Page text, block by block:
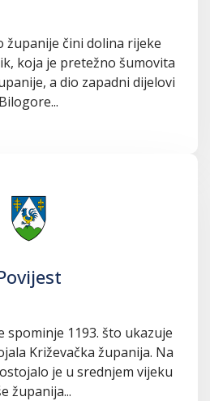
županije čini dolina rijeke
koja je pretežno šumovita
a dio zapadni dijelovi
Bilogore...
spominje 1193. što ukazuje
Križevačka županija. Na
je u srednjem vijeku
županija...